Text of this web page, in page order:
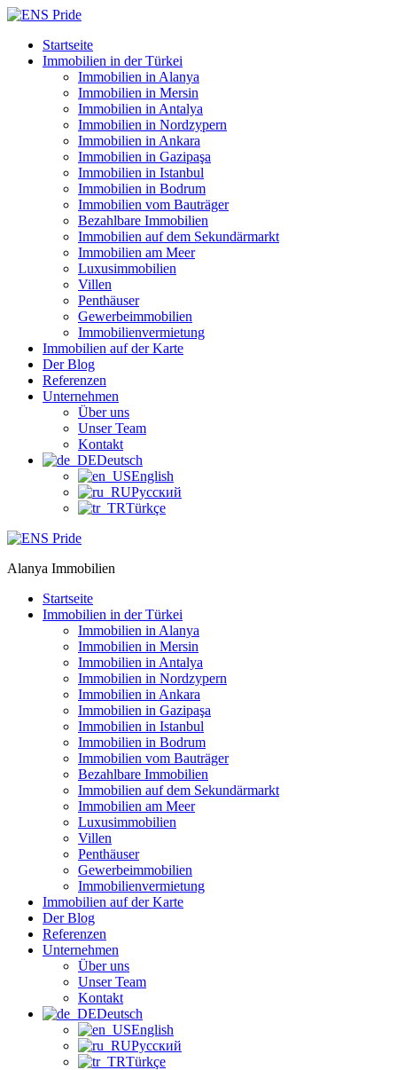
Startseite
Immobilien in der Türkei
Immobilien in Alanya
Immobilien in Mersin
Immobilien in Antalya
Immobilien in Nordzypern
Immobilien in Ankara
Immobilien in Gazipaşa
Immobilien in Istanbul
Immobilien in Bodrum
Immobilien vom Bauträger
Bezahlbare Immobilien
Immobilien auf dem Sekundärmarkt
Immobilien am Meer
Luxusimmobilien
Villen
Penthäuser
Gewerbeimmobilien
Immobilienvermietung
Immobilien auf der Karte
Der Blog
Referenzen
Unternehmen
Über uns
Unser Team
Kontakt
Deutsch
English
Русский
Türkçe
Alanya Immobilien
Startseite
Immobilien in der Türkei
Immobilien in Alanya
Immobilien in Mersin
Immobilien in Antalya
Immobilien in Nordzypern
Immobilien in Ankara
Immobilien in Gazipaşa
Immobilien in Istanbul
Immobilien in Bodrum
Immobilien vom Bauträger
Bezahlbare Immobilien
Immobilien auf dem Sekundärmarkt
Immobilien am Meer
Luxusimmobilien
Villen
Penthäuser
Gewerbeimmobilien
Immobilienvermietung
Immobilien auf der Karte
Der Blog
Referenzen
Unternehmen
Über uns
Unser Team
Kontakt
Deutsch
English
Русский
Türkçe